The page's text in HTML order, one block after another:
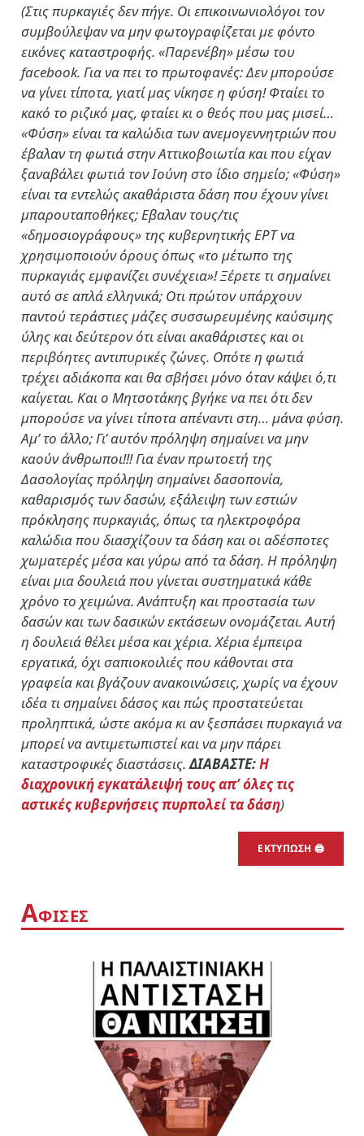
(Στις πυρκαγιές δεν πήγε. Οι επικοινωνιολόγοι τον
συμβούλεψαν να μην φωτογραφίζεται με φόντο
εικόνες καταστροφής. «Παρενέβη» μέσω του
facebook. Για να πει το πρωτοφανές: Δεν μπορούσε
να γίνει τίποτα, γιατί μας νίκησε η φύση! Φταίει το
κακό το ριζικό μας, φταίει κι ο θεός που μας μισεί…
«Φύση» είναι τα καλώδια των ανεμογεννητριών που
έβαλαν τη φωτιά στην Αττικοβοιωτία και που είχαν
ξαναβάλει φωτιά τον Ιούνη στο ίδιο σημείο; «Φύση»
είναι τα εντελώς ακαθάριστα δάση που έχουν γίνει
μπαρουταποθήκες; Εβαλαν τους/τις
«δημοσιογράφους» της κυβερνητικής ΕΡΤ να
χρησιμοποιούν όρους όπως «το μέτωπο της
πυρκαγιάς εμφανίζει συνέχεια»! Ξέρετε τι σημαίνει
αυτό σε απλά ελληνικά; Οτι πρώτον υπάρχουν
παντού τεράστιες μάζες συσσωρευμένης καύσιμης
ύλης και δεύτερον ότι είναι ακαθάριστες και οι
περιβόητες αντιπυρικές ζώνες. Οπότε η φωτιά
τρέχει αδιάκοπα και θα σβήσει μόνο όταν κάψει ό,τι
καίγεται. Και ο Μητσοτάκης βγήκε να πει ότι δεν
μπορούσε να γίνει τίποτα απέναντι στη… μάνα φύση.
Αμ’ το άλλο; Γι’ αυτόν πρόληψη σημαίνει να μην
καούν άνθρωποι!!! Για έναν πρωτοετή της
Δασολογίας πρόληψη σημαίνει δασοπονία,
καθαρισμός των δασών, εξάλειψη των εστιών
πρόκλησης πυρκαγιάς, όπως τα ηλεκτροφόρα
καλώδια που διασχίζουν τα δάση και οι αδέσποτες
χωματερές μέσα και γύρω από τα δάση. Η πρόληψη
είναι μια δουλειά που γίνεται συστηματικά κάθε
χρόνο το χειμώνα. Ανάπτυξη και προστασία των
δασών και των δασικών εκτάσεων ονομάζεται. Αυτή
η δουλειά θέλει μέσα και χέρια. Χέρια έμπειρα
εργατικά, όχι σαπιοκοιλιές που κάθονται στα
γραφεία και βγάζουν ανακοινώσεις, χωρίς να έχουν
ιδέα τι σημαίνει δάσος και πώς προστατεύεται
προληπτικά, ώστε ακόμα κι αν ξεσπάσει πυρκαγιά να
μπορεί να αντιμετωπιστεί και να μην πάρει
καταστροφικές διαστάσεις.ΔΙΑΒΑΣΤΕ:Η
διαχρονική εγκατάλειψή τους απ’ όλες τις
αστικές κυβερνήσεις πυρπολεί τα δάση)
ΕΚΤΥΠΩΣΗ 🖨
ΑΦΙΣΕΣ